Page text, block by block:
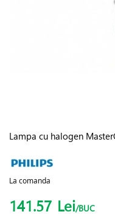
Lampa cu halogen
La comanda
141.57 Lei/BUC